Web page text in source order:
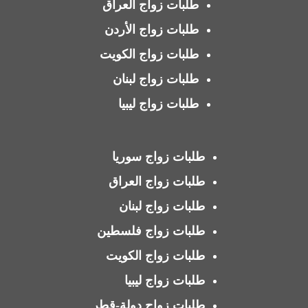
طلبات زواج العراق
طلبات زواج الأردن
طلبات زواج الكويت
طلبات زواج لبنان
طلبات زواج ليبيا
طلبات زواج سوريا
طلبات زواج العراق
طلبات زواج لبنان
طلبات زواج فلسطين
طلبات زواج الكويت
طلبات زواج ليبيا
طلبات زواج دولة-قطر